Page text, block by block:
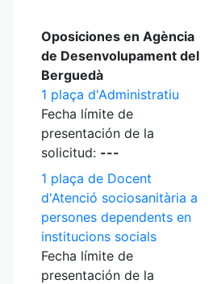
Oposiciones en Agència
de Desenvolupament del
Berguedà
1 plaça d'Administratiu
Fecha límite de
presentación de la
solicitud: ---
1 plaça de Docent
d'Atenció sociosanitària a
persones dependents en
institucions socials
Fecha límite de
presentación de la